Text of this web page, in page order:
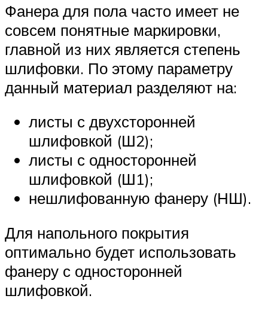
Фанера для пола часто имеет не
совсем понятные маркировки,
главной из них является степень
шлифовки. По этому параметру
данный материал разделяют на:
листы с двухсторонней
шлифовкой (Ш2);
листы с односторонней
шлифовкой (Ш1);
нешлифованную фанеру (НШ).
Для напольного покрытия
оптимально будет использовать
фанеру с односторонней
шлифовкой.